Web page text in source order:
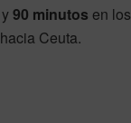
y90 minutos en los
Ceuta.